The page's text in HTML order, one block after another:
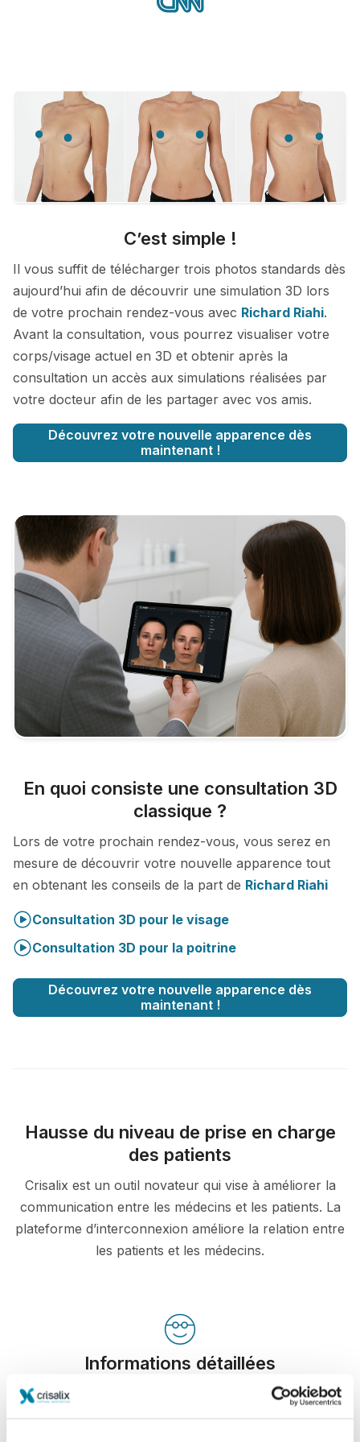
C’est simple !
Il vous suffit de télécharger trois photos standards dès
aujourd’hui afin de découvrir une simulation 3D lors
de votre prochain rendez-vous avec Richard Riahi.
Avant la consultation, vous pourrez visualiser votre
corps/visage actuel en 3D et obtenir après la
consultation un accès aux simulations réalisées par
votre docteur afin de les partager avec vos amis.
Découvrez votre nouvelle apparence dès
maintenant !
En quoi consiste une consultation 3D
classique ?
Lors de votre prochain rendez-vous, vous serez en
mesure de découvrir votre nouvelle apparence tout
en obtenant les conseils de la part de Richard Riahi
Consultation 3D pour le visage
Consultation 3D pour la poitrine
Découvrez votre nouvelle apparence dès
maintenant !
Hausse du niveau de prise en charge
des patients
Crisalix est un outil novateur qui vise à améliorer la
communication entre les médecins et les patients. La
plateforme d’interconnexion améliore la relation entre
les patients et les médecins.
Informations détaillées
Crisalix permet d'éduquer les patients sur des